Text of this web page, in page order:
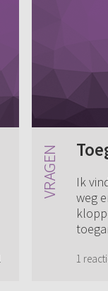
Ik
weg
die
1